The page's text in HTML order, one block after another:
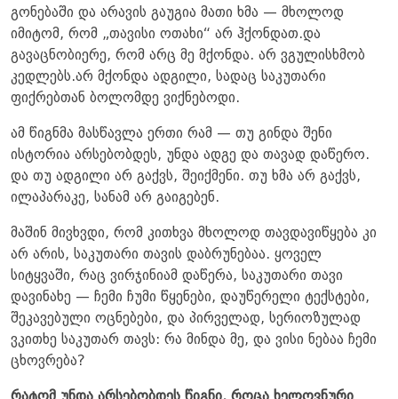
გონებაში და არავის გაუგია მათი ხმა — მხოლოდ
იმიტომ, რომ „თავისი ოთახი“ არ ჰქონდათ.და
გავაცნობიერე, რომ არც მე მქონდა. არ ვგულისხმობ
კედლებს.არ მქონდა ადგილი, სადაც საკუთარი
ფიქრებთან ბოლომდე ვიქნებოდი.
ამ წიგნმა მასწავლა ერთი რამ — თუ გინდა შენი
ისტორია არსებობდეს, უნდა ადგე და თავად დაწერო.
და თუ ადგილი არ გაქვს, შეიქმენი. თუ ხმა არ გაქვს,
ილაპარაკე, სანამ არ გაიგებენ.
მაშინ მივხვდი, რომ კითხვა მხოლოდ თავდავიწყება კი
არ არის, საკუთარი თავის დაბრუნებაა. ყოველ
სიტყვაში, რაც ვირჯინიამ დაწერა, საკუთარი თავი
დავინახე — ჩემი ჩუმი წყენები, დაუწერელი ტექსტები,
შეკავებული ოცნებები, და პირველად, სერიოზულად
ვკითხე საკუთარ თავს: რა მინდა მე, და ვისი ნებაა ჩემი
ცხოვრება?